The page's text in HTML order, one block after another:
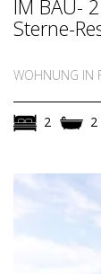
IM BAU-
Sterne-
WOHNUNG IN
2 2